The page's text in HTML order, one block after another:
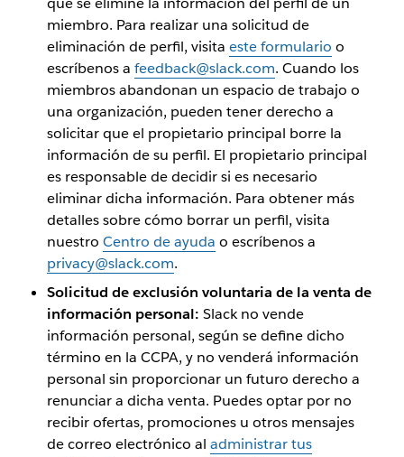
miembro. Para realizar una solicitud de
eliminación de perfil, visita este formulario o
escríbenos a feedback@slack.com. Cuando los
miembros abandonan un espacio de trabajo o
una organización, pueden tener derecho a
solicitar que el propietario principal borre la
información de su perfil. El propietario principal
es responsable de decidir si es necesario
eliminar dicha información. Para obtener más
detalles sobre cómo borrar un perfil, visita
nuestro Centro de ayuda o escríbenos a
privacy@slack.com.
Solicitud de exclusión voluntaria de la venta de
información personal: Slack no vende
información personal, según se define dicho
término en la CCPA, y no venderá información
personal sin proporcionar un futuro derecho a
renunciar a dicha venta. Puedes optar por no
recibir ofertas, promociones u otros mensajes
de correo electrónico al administrar tus